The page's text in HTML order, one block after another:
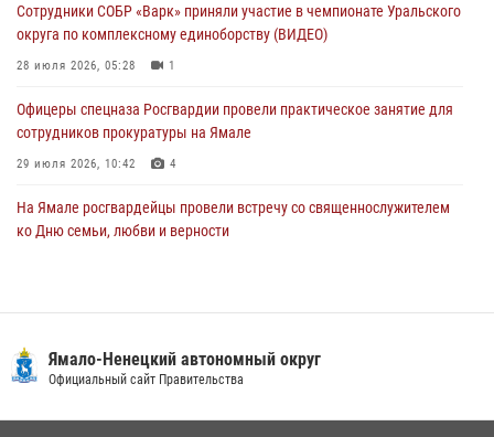
Офицеры спецназа Росгвардии провели практическое занятие для
сотрудников прокуратуры на Ямале
29 июля 2026, 10:42 4
Сотрудники СОБР «Варк» приняли участие в чемпионате Уральского
округа по комплексному единоборству (ВИДЕО)
28 июля 2026, 05:28 1
Офицеры спецназа Росгвардии провели практическое занятие для
сотрудников прокуратуры на Ямале
29 июля 2026, 10:42 4
На Ямале росгвардейцы провели встречу со священнослужителем
ко Дню семьи, любви и верности
«Каникулы с Росгвардией» продолжаются на Ямале
Ямало-Ненецкий автономный округ
Официальный сайт Правительства